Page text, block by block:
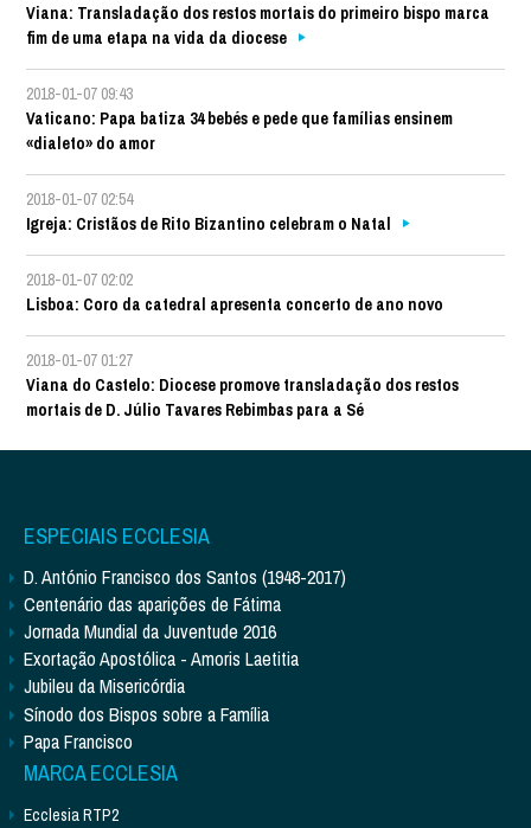
Viana: Transladação dos restos mortais do primeiro bispo marca
fim de uma etapa na vida da diocese
2018-01-07 09:43
Vaticano: Papa batiza 34 bebés e pede que famílias ensinem
«dialeto» do amor
2018-01-07 02:54
Igreja: Cristãos de Rito Bizantino celebram o Natal
2018-01-07 02:02
Lisboa: Coro da catedral apresenta concerto de ano novo
2018-01-07 01:27
Viana do Castelo: Diocese promove transladação dos restos
mortais de D. Júlio Tavares Rebimbas para a Sé
ESPECIAIS ECCLESIA
D. António Francisco dos Santos (1948-2017)
Centenário das aparições de Fátima
Jornada Mundial da Juventude 2016
Exortação Apostólica - Amoris Laetitia
Jubileu da Misericórdia
Sínodo dos Bispos sobre a Família
Papa Francisco
MARCA ECCLESIA
Ecclesia RTP2